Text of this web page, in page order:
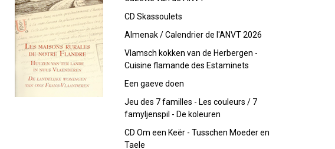
CD Skassoulets
Almenak / Calendrier de l'ANVT 2026
Vlamsch kokken van de Herbergen -
Cuisine flamande des Estaminets
Een gaeve doen
Jeu des 7 familles - Les couleurs / 7
famyljenspil - De koleuren
CD Om een Keër - Tusschen Moeder en
Taele